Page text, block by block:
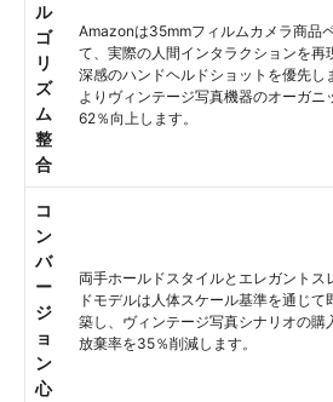
ル
ゴ
リ
ズ
ム
整
合
Amazonは35mmフィルムカメラ商品
て、実際の人間インタラクションを再
深感のハンドヘルドショットを優先し
よりヴィンテージ写真機器のオーガニ
62％向上します。
コ
ン
バ
ー
ジ
ョ
ン
心
両手ホールドスタイルとエレガントス
ドモデルは人体スケール基準を通じて
築し、ヴィンテージ写真シナリオの購
放棄率を35％削減します。